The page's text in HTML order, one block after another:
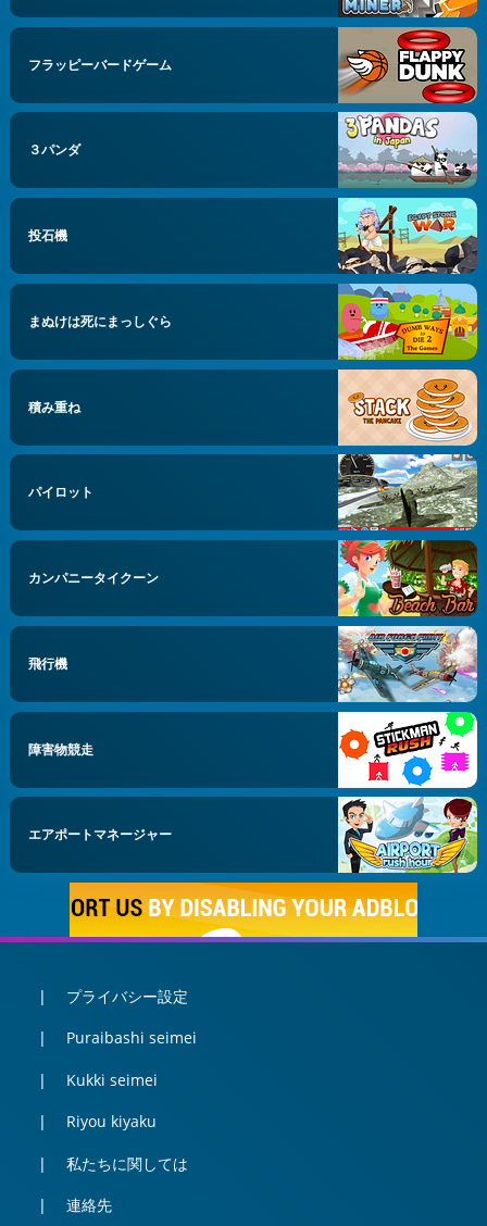
フラッピーバードゲーム
３パンダ
投石機
まぬけは死にまっしぐら
積み重ね
パイロット
カンパニータイクーン
飛行機
障害物競走
エアポートマネージャー
プライバシー設定
Puraibashi seimei
Kukki seimei
Riyou kiyaku
私たちに関しては
連絡先